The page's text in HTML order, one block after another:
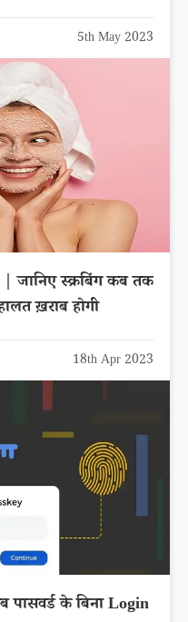
5th May 2023
जानिए स्क्रबिंग कब तक
ख़राब होगी
18th Apr 2023
के बिना Login